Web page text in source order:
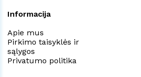
Informacija
Apie mus
Pirkimo taisyklės ir
sąlygos
Privatumo politika